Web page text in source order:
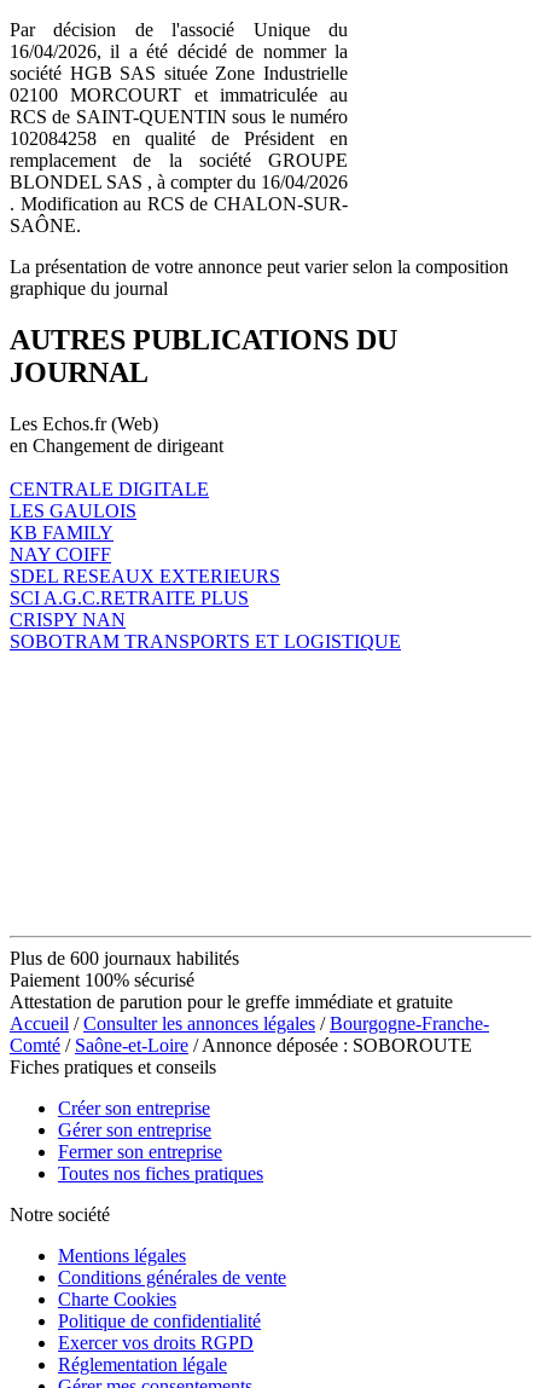
Par décision de l'associé Unique du
16/04/2026, il a été décidé de nommer la
société HGB SAS située Zone Industrielle
02100 MORCOURT et immatriculée au
RCS de SAINT-QUENTIN sous le numéro
102084258 en qualité de Président en
remplacement de la société GROUPE
BLONDEL SAS , à compter du 16/04/2026
. Modification au RCS de CHALON-SUR-
SAÔNE.
La présentation de votre annonce peut varier selon la composition
graphique du journal
AUTRES PUBLICATIONS DU
JOURNAL
Les Echos.fr (Web)
en Changement de dirigeant
CENTRALE DIGITALE
LES GAULOIS
KB FAMILY
NAY COIFF
SDEL RESEAUX EXTERIEURS
SCI A.G.C.RETRAITE PLUS
CRISPY NAN
SOBOTRAM TRANSPORTS ET LOGISTIQUE
Plus de 600 journaux habilités
Paiement 100% sécurisé
Attestation de parution pour le greffe immédiate et gratuite
Accueil /Consulter les annonces légales /Bourgogne-Franche-
Comté / Saône-et-Loire / Annonce déposée : SOBOROUTE
Fiches pratiques et conseils
Créer son entreprise
Gérer son entreprise
Fermer son entreprise
Toutes nos fiches pratiques
Notre société
Mentions légales
Conditions générales de vente
Charte Cookies
Politique de confidentialité
Exercer vos droits RGPD
Réglementation légale